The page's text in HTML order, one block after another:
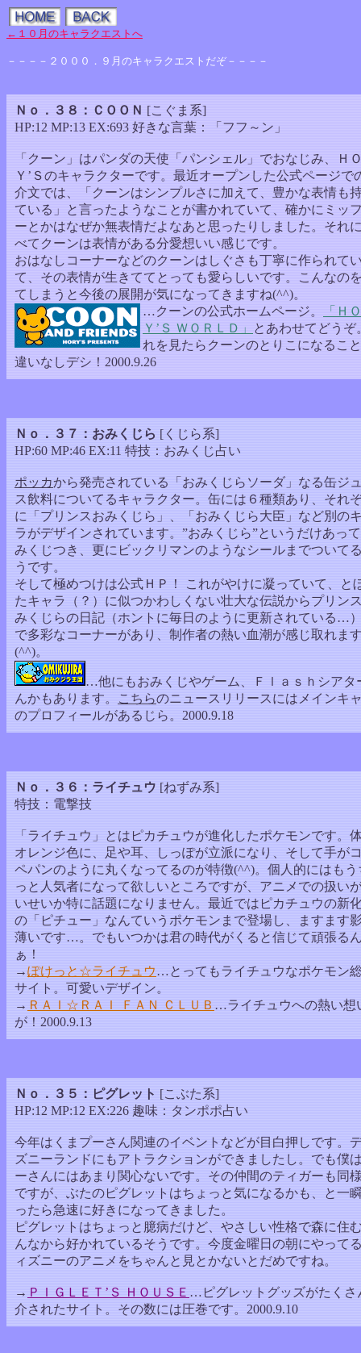
←１０月のキャラクエストへ
－－－－２０００．９月のキャラクエストだぞ－－－－
Ｎｏ．３８：ＣＯＯＮ [こぐま系]
HP:12 MP:13 EX:693 好きな言葉：「フフ～ン」
「クーン」はパンダの天使「パンシェル」でおなじみ、Ｈ
Ｙ’Ｓのキャラクターです。最近オープンした公式ページで
介文では、「クーンはシンプルさに加えて、豊かな表情も
ている」と言ったようなことが書かれていて、確かにミッ
ーとかはなぜか無表情だよなあと思ったりしました。それ
べてクーンは表情がある分愛想いい感じです。
おはなしコーナーなどのクーンはしぐさも丁寧に作られて
て、その表情が生きててとっても愛らしいです。こんなの
てしまうと今後の展開が気になってきますね(^^)。
…クーンの公式ホームページ。
「Ｈ
Ｙ’Ｓ ＷＯＲＬＤ」
とあわせてどうぞ
れを見たらクーンのとりこになるこ
違いなしデシ！2000.9.26
Ｎｏ．３７：おみくじら [くじら系]
HP:60 MP:46 EX:11 特技：おみくじ占い
ポッカから発売されている「おみくじらソーダ」なる缶ジ
ス飲料についてるキャラクター。缶には６種類あり、それ
に「プリンスおみくじら」、「おみくじら大臣」など別の
ラがデザインされています。”おみくじら”というだけあっ
みくじつき、更にビックリマンのようなシールまでついて
うです。
そして極めつけは公式ＨＰ！ これがやけに凝っていて、と
たキャラ（？）に似つかわしくない壮大な伝説からプリン
みくじらの日記（ホントに毎日のように更新されている…
で多彩なコーナーがあり、制作者の熱い血潮が感じ取れま
(^^)。
…他にもおみくじやゲーム、Ｆｌａｓｈシアタ
んかもあります。
こちらのニュースリリースにはメインキ
のプロフィールがあるじら。2000.9.18
Ｎｏ．３６：ライチュウ [ねずみ系]
特技：電撃技
「ライチュウ」とはピカチュウが進化したポケモンです。
オレンジ色に、足や耳、しっぽが立派になり、そして手が
ペパンのように丸くなってるのが特徴(^^)。個人的にはもう
っと人気者になって欲しいところですが、アニメでの扱い
いせいか特に話題になりません。最近ではピカチュウの新
の「ピチュー」なんていうポケモンまで登場し、ますます
薄いです…。でもいつかは君の時代がくると信じて頑張る
ぁ！
→ぽけっと☆ライチュウ…とってもライチュウなポケモン
サイト。可愛いデザイン。
→ ＲＡＩ☆ＲＡＩ ＦＡＮ ＣＬＵＢ …ライチュウへの熱い想
が！2000.9.13
Ｎｏ．３５：ピグレット [こぶた系]
HP:12 MP:12 EX:226 趣味：タンポポ占い
今年はくまプーさん関連のイベントなどが目白押しです。
ズニーランドにもアトラクションができましたし。でも僕
ーさんにはあまり関心ないです。その仲間のティガーも同
ですが、ぶたのピグレットはちょっと気になるかも、と一
ったら急速に好きになってきました。
ピグレットはちょっと臆病だけど、やさしい性格で森に住
んなから好かれているそうです。今度金曜日の朝にやって
ィズニーのアニメをちゃんと見とかないとだめですね。
→ ＰＩＧＬＥＴ’Ｓ ＨＯＵＳＥ …ピグレットグッズがたくさ
介されたサイト。その数には圧巻です。2000.9.10